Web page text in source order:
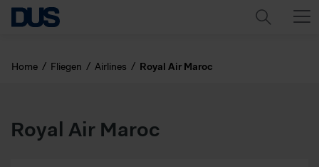
Home Fliegen Airlines Royal Air Maroc
Royal Air Maroc